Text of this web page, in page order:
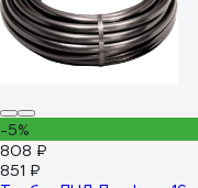
-5%
808 ₽
851 ₽